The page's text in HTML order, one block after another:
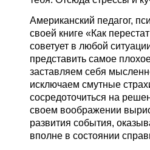
Американский педагог,
своей книге «Как
советует в любой
представить самое
заставляем себя
исключаем смутные
сосредоточиться на
своем воображении
развития события,
вполне в состоянии